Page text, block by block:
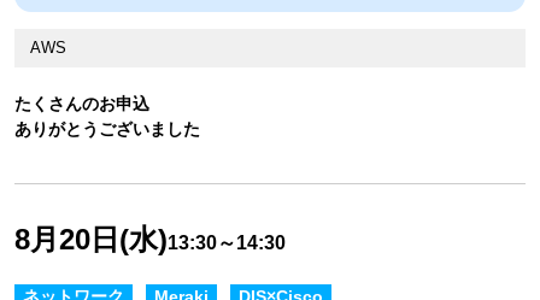
たくさんのお申込
ありがとうございました
AWS
8月20日(水)13:30～14:30
ネットワーク Meraki DIS×Cisco